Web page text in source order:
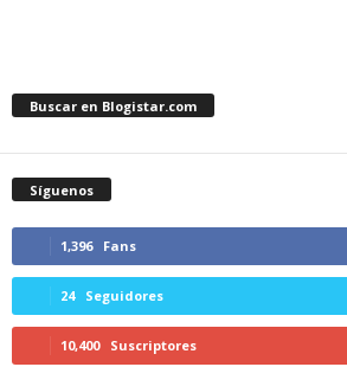
Buscar en Blogistar.com
Síguenos
1,396 Fans
24 Seguidores
10,400 Suscriptores